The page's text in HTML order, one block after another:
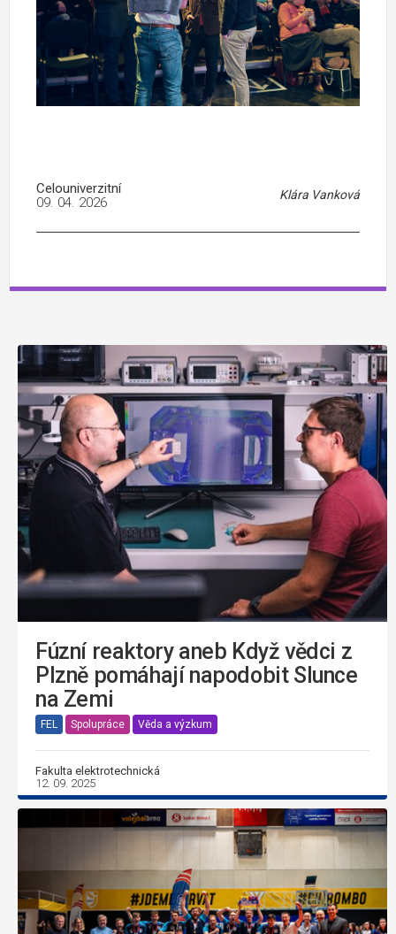
Celouniverzitní Klára Vanková
09. 04. 2026
Fúzní reaktory aneb Když vědci z
Plzně pomáhají napodobit Slunce
na Zemi
FEL Spolupráce Věda a výzkum
Fakulta elektrotechnická
12. 09. 2025